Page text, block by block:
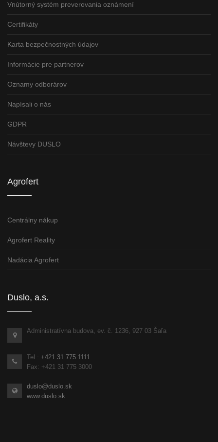
Vnútorný systém preverovania oznámení
Certifikáty
Karta bezpečnostných údajov
Informácie pre partnerov
Oznamy odborárov
Napísali o nás
GDPR
Návštevy DUSLO
Agrofert
Centrálny nákup
Agrofert Reality
Nadácia Agrofert
Duslo, a.s.
Administratívna budova, ev. č. 1236, 927 03 Šaľa
Tel.: +421 31 775 1111
Fax: +421 31 775 3000
duslo@duslo.sk
www.duslo.sk